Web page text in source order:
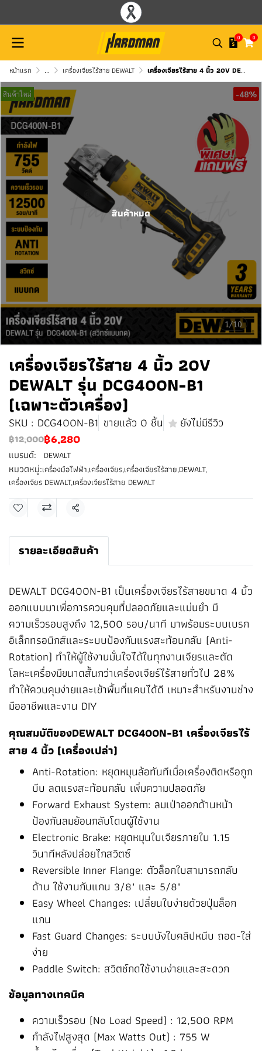
0 0
หน้าแรก ... เครื่องเจียรไร้สาย DEWALT เครื่องเจียรไร้สาย 4 นิ้ว 20V DEWALT รุ่น DCG400N-B1 (เฉพาะตัวเครื่อง)
1/10
สินค้าใหม่ -48%
สินค้าหมด
เครื่องเจียรไร้สาย 4 นิ้ว 20V
DEWALT รุ่น DCG400N-B1
(เฉพาะตัวเครื่อง)
SKU : DCG400N-B1 ขายแล้ว 0 ชิ้น ยังไม่มีรีวิว
฿12,000฿6,280
แบรนด์: DEWALT
หมวดหมู่:เครื่องมือไฟฟ้า,เครื่องเจียร,เครื่องเจียรไร้สาย,DEWALT,
เครื่องเจียร DEWALT,เครื่องเจียรไร้สาย DEWALT
แชร์
รายละเอียดสินค้า
DEWALT DCG400N-B1 เป็นเครื่องเจียรไร้สายขนาด 4 นิ้ว
ออกแบบมาเพื่อการควบคุมที่ปลอดภัยและแม่นยำ มี
ความเร็วรอบสูงถึง 12,500 รอบ/นาที มาพร้อมระบบเบรก
อิเล็กทรอนิกส์และระบบป้องกันแรงสะท้อนกลับ (Anti-
Rotation) ทำให้ผู้ใช้งานมั่นใจได้ในทุกงานเจียรและตัด
โลหะเครื่องมีขนาดสั้นกว่าเครื่องเจียร์ไร้สายทั่วไป 28%
ทำให้ควบคุมง่ายและเข้าพื้นที่แคบได้ดี เหมาะสำหรับงานช่าง
มืออาชีพและงาน DIY
คุณสมบัติของDEWALT DCG400N-B1 เครื่องเจียรไร้
สาย 4 นิ้ว (เครื่องเปล่า)
Anti-Rotation: หยุดหมุนล้อทันทีเมื่อเครื่องติดหรือถูก
บีบ ลดแรงสะท้อนกลับ เพิ่มความปลอดภัย
Forward Exhaust System: ลมเป่าออกด้านหน้า
ป้องกันลมย้อนกลับโดนผู้ใช้งาน
Electronic Brake: หยุดหมุนใบเจียรภายใน 1.15
วินาทีหลังปล่อยไกสวิตซ์
Reversible Inner Flange: ตัวล็อกใบสามารถกลับ
ด้าน ใช้งานกับแกน 3/8" และ 5/8"
Easy Wheel Changes: เปลี่ยนใบง่ายด้วยปุ่มล็อก
แกน
Fast Guard Changes: ระบบบังใบคลิปหนีบ ถอด-ใส่
ง่าย
Paddle Switch: สวิตช์กดใช้งานง่ายและสะดวก
ข้อมูลทางเทคนิค
ความเร็วรอบ (No Load Speed) : 12,500 RPM
กำลังไฟสูงสุด (Max Watts Out) : 755 W